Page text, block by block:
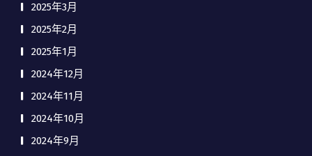
2025年3月
2025年2月
2025年1月
2024年12月
2024年11月
2024年10月
2024年9月